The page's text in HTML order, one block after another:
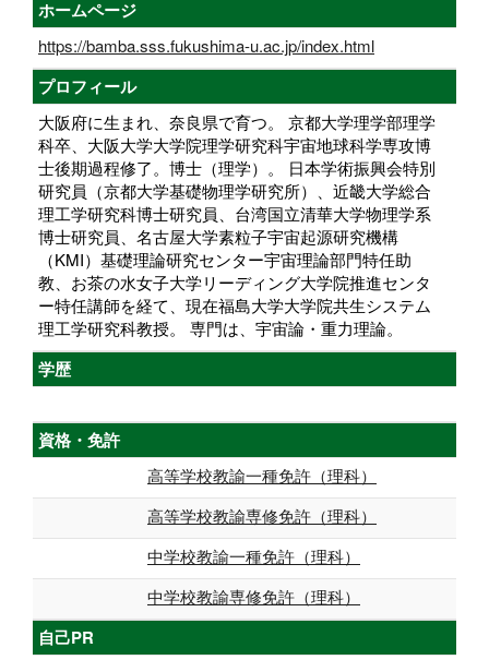
ホームページ
https://bamba.sss.fukushima-u.ac.jp/index.html
プロフィール
大阪府に生まれ、奈良県で育つ。 京都大学理学部理学
科卒、大阪大学大学院理学研究科宇宙地球科学専攻博
士後期過程修了。博士（理学）。 日本学術振興会特別
研究員（京都大学基礎物理学研究所）、近畿大学総合
理工学研究科博士研究員、台湾国立清華大学物理学系
博士研究員、名古屋大学素粒子宇宙起源研究機構
（KMI）基礎理論研究センター宇宙理論部門特任助
教、お茶の水女子大学リーディング大学院推進センタ
ー特任講師を経て、現在福島大学大学院共生システム
理工学研究科教授。 専門は、宇宙論・重力理論。
学歴
資格・免許
高等学校教諭一種免許（理科）
高等学校教諭専修免許（理科）
中学校教諭一種免許（理科）
中学校教諭専修免許（理科）
自己PR